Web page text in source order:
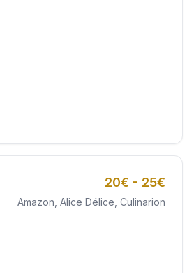
20€ - 25€
Amazon, Alice Délice, Culinarion